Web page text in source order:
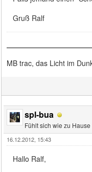
Gruß Ralf
MB trac, das Licht im
spl-bua
Fühlt sich wie zu Hause
16.12.2012, 15:43
Hallo Ralf,